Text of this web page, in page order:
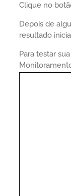
Clique no
Depois de
resultado
Para testar